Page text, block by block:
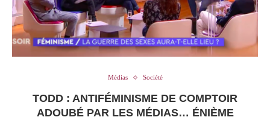
Médias Société
TODD : ANTIFÉMINISME DE COMPTOIR
ADOUBÉ PAR LES MÉDIAS… ÉNIÈME